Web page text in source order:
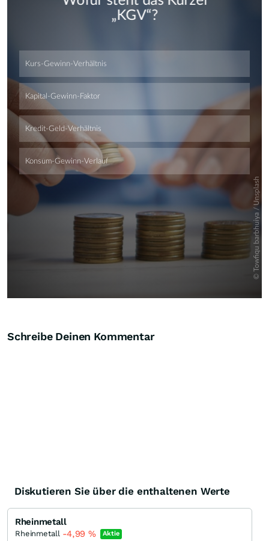
Skip
Schreibe Deinen Kommentar
Diskutieren Sie über die enthaltenen Werte
Rheinmetall
Rheinmetall -4,99 % Aktie